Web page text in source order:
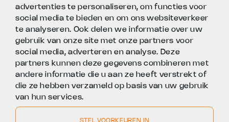
advertenties te personaliseren, om functies voor
social media te bieden en om ons websiteverkeer
te analyseren. Ook delen we informatie over uw
gebruik van onze site met onze partners voor
social media, adverteren en analyse. Deze
partners kunnen deze gegevens combineren met
andere informatie die u aan ze heeft verstrekt of
die ze hebben verzameld op basis van uw gebruik
van hun services.
STEL VOORKEUREN IN